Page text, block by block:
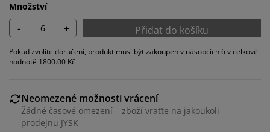
Množství
- + Přidat do košíku
Pokud zvolíte doručení, produkt musí být zakoupen v násobcích 6 v celkové
hodnotě 1800.00 Kč
Neomezené možnosti vrácení
Žádné časové omezení – zboží vraťte na jakoukoli
prodejnu JYSK